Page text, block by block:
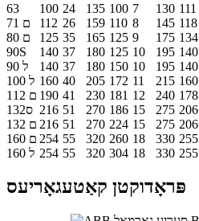
63
100 24 135 100 7 130 111
71 ם
112 26 159 110 8 145 118
80 ם
125 35 165 125 9 175 134
90S
140 37 180 125 10 195 140
90 ל
140 37 180 150 10 195 140
100 ל 160 40 205 172 11 215 160
112 ם 190 41 230 181 12 240 178
132ס 216 51 270 186 15 275 206
132 ם 216 51 270 224 15 275 206
160 ם 254 55 320 260 18 330 255
160 ל 254 55 320 304 18 330 255
פּראָדוקטן קאַטעגאָריעס